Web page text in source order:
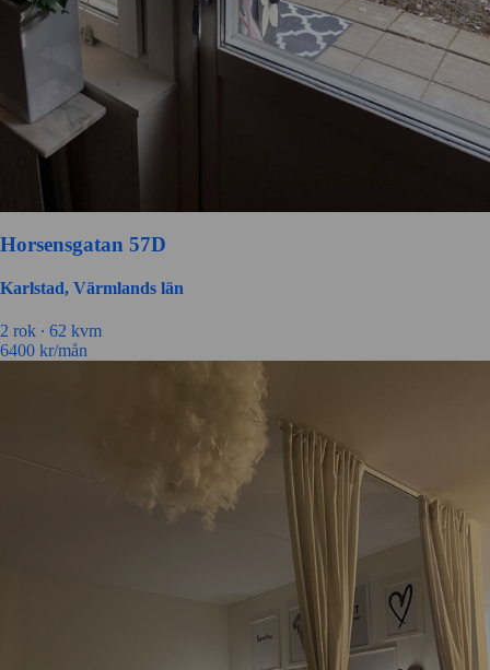
Horsensgatan 57D
Karlstad, Värmlands län
2 rok ∙ 62 kvm
6400 kr/mån